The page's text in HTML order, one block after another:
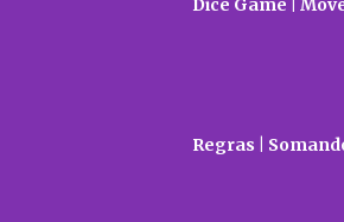
Dice Game |
Regras |